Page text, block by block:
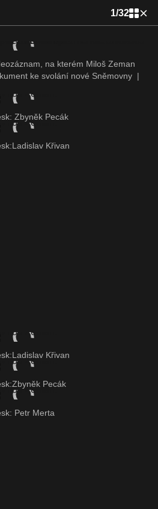
1/32
na kterém Miloš Zeman
ke svolání nové Sněmovny |
Zbyněk Pecák
Křivan
Křivan
Pecák
Petr Merta